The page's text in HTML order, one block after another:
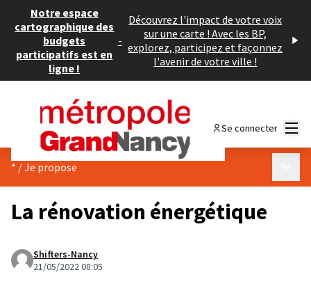
Notre espace
cartographique des
budgets
participatifs est en
ligne !
-
Découvrez l'impact de votre voix
sur une carte ! Avec les BP,
explorez, participez et façonnez
l'avenir de votre ville !
Se connecter
* /Je propose
La rénovation énergétique
Shifters-Nancy
21/05/2022 08:05